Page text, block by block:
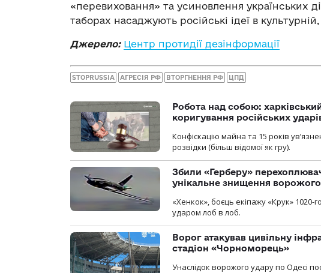
«перевиховання» та усиновлення українських
таборах насаджують російські ідеї в
Джерело: Центр протидії дезінформації
STOPRUSSIA АГРЕСІЯ РФ ВТОРГНЕННЯ РФ ЦПД
Робота над собою:
коригування російських
Конфіскацію майна та 15 років
розвідки (більш відомої як гру).
Збили «Герберу»
унікальне знищення
«Хенкок», боєць екіпажу «Крук» 1020-
ударом лоб в лоб.
Ворог атакував цивільну
стадіон «Чорноморець»
Унаслідок ворожого удару по Одесі